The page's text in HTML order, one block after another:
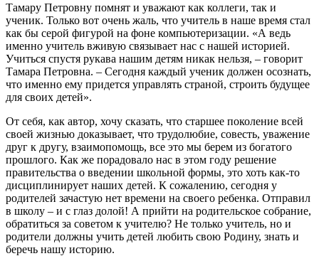
Тамару Петровну помнят и уважают как коллеги, так и
ученик. Только вот очень жаль, что учитель в наше время стал
как бы серой фигурой на фоне компьютеризации. «А ведь
именно учитель вживую связывает нас с нашей историей.
Учиться спустя рукава нашим детям никак нельзя, – говорит
Тамара Петровна. – Сегодня каждый ученик должен осознать,
что именно ему придется управлять страной, строить будущее
для своих детей».
От себя, как автор, хочу сказать, что старшее поколение всей
своей жизнью доказывает, что трудолюбие, совесть, уважение
друг к другу, взаимопомощь, все это мы берем из богатого
прошлого. Как же порадовало нас в этом году решение
правительства о введении школьной формы, это хоть как-то
дисциплинирует наших детей. К сожалению, сегодня у
родителей зачастую нет времени на своего ребенка. Отправил
в школу – и с глаз долой! А прийти на родительское собрание,
обратиться за советом к учителю? Не только учитель, но и
родители должны учить детей любить свою Родину, знать и
беречь нашу историю.